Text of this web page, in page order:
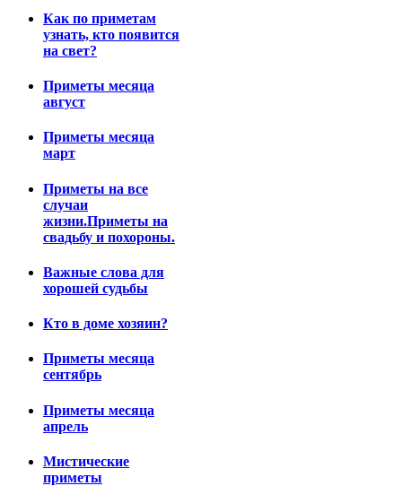
Как по приметам
узнать, кто появится
на свет?
Приметы месяца
август
Приметы месяца
март
Приметы на все
случаи
жизни.Приметы на
свадьбу и похороны.
Важные слова для
хорошей судьбы
Кто в доме хозяин?
Приметы месяца
сентябрь
Приметы месяца
апрель
Мистические
приметы